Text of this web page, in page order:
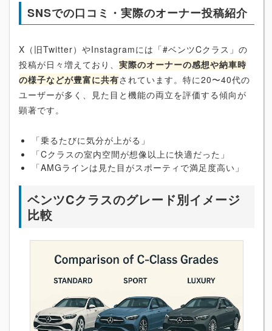
SNSでの口コミ・実際のオーナー投稿紹介
X（旧Twitter）やInstagramには「#ベンツCクラス」の
投稿が日々増えており、 実際のオーナーの感想や納車時
の様子などが豊富に共有されています。特に20〜40代の
ユーザーが多く、見た目と機能の両立を評価する傾向が
顕著です。
「乗るたびに気分が上がる」
「Cクラスの室内空間が想像以上に快適だった」
「AMGラインは見た目がスポーティで満足度高い」
ベンツCクラスのグレード別イメージ
比較